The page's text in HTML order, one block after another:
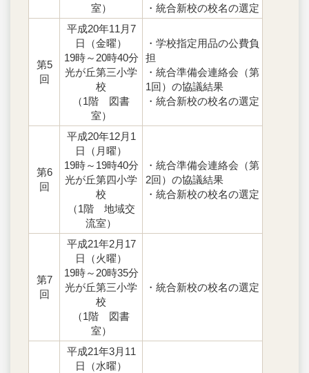
室）
・統合新校の校名の選定
第5
回
平成20年11月7
日（金曜）
19時～20時40分
光が丘第三小学
校
（1階 図書
室）
・学校指定用品の公費負
担
・統合準備会連絡会（第
1回）の協議結果
・統合新校の校名の選定
第6
回
平成20年12月1
日（月曜）
19時～19時40分
光が丘第四小学
校
（1階 地域交
流室）
・統合準備会連絡会（第
2回）の協議結果
・統合新校の校名の選定
第7
回
平成21年2月17
日（火曜）
19時～20時35分
光が丘第三小学
校
（1階 図書
室）
・統合新校の校名の選定
平成21年3月11
日（水曜）